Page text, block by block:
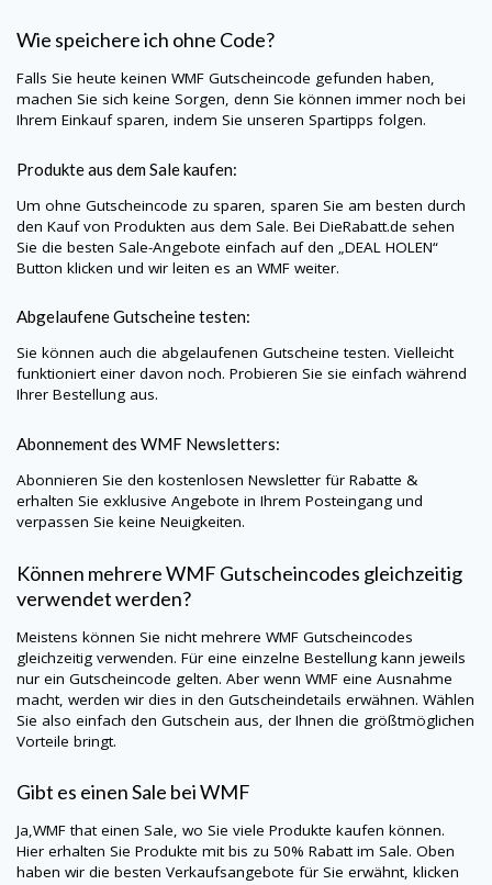
Wie speichere ich ohne Code?
Falls Sie heute keinen WMF Gutscheincode gefunden haben,
machen Sie sich keine Sorgen, denn Sie können immer noch bei
Ihrem Einkauf sparen, indem Sie unseren Spartipps folgen.
Produkte aus dem Sale kaufen:
Um ohne Gutscheincode zu sparen, sparen Sie am besten durch
den Kauf von Produkten aus dem Sale. Bei DieRabatt.de sehen
Sie die besten Sale-Angebote einfach auf den „DEAL HOLEN“
Button klicken und wir leiten es an WMF weiter.
Abgelaufene Gutscheine testen:
Sie können auch die abgelaufenen Gutscheine testen. Vielleicht
funktioniert einer davon noch. Probieren Sie sie einfach während
Ihrer Bestellung aus.
Abonnement des WMF Newsletters:
Abonnieren Sie den kostenlosen Newsletter für Rabatte &
erhalten Sie exklusive Angebote in Ihrem Posteingang und
verpassen Sie keine Neuigkeiten.
Können mehrereWMF Gutscheincodes gleichzeitig
verwendet werden?
Meistens können Sie nicht mehrere WMF Gutscheincodes
gleichzeitig verwenden. Für eine einzelne Bestellung kann jeweils
nur ein Gutscheincode gelten. Aber wenn WMF eine Ausnahme
macht, werden wir dies in den Gutscheindetails erwähnen. Wählen
Sie also einfach den Gutschein aus, der Ihnen die größtmöglichen
Vorteile bringt.
Gibt es einen Sale beiWMF
Ja,WMFthat einen Sale, wo Sie viele Produkte kaufen können.
Hier erhalten Sie Produkte mit bis zu 50% Rabatt im Sale. Oben
haben wir die besten Verkaufsangebote für Sie erwähnt, klicken